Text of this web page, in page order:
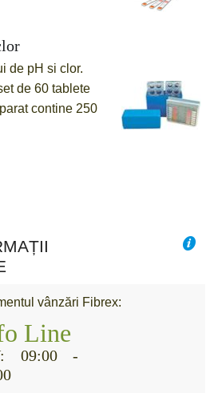
de pH si clor.
de 60 tablete
contine 250
vânzări Fibrex:
Line
09:00 -